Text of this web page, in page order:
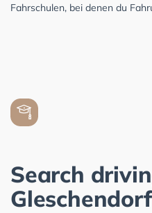
Fahrschulen, bei denen du
Search
Gleschendorf